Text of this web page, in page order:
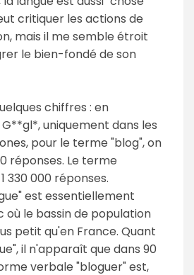
critiquer les actions de
mais il me semble étroit
le bien-fondé de son
chiffres : en
uniquement dans les
pour le terme "blog", on
réponses. Le terme
330 000 réponses.
est essentiellement
où le bassin de population
petit qu'en France. Quant
il n'apparaît que dans 90
verbale "bloguer" est,